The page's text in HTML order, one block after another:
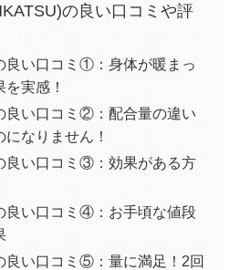
の良い口コミや評
良い口コミ①：身体が暖まっ
実感！
良い口コミ②：配合量の違い
になりません！
良い口コミ③：効果がある方
良い口コミ④：お手頃な値段
良い口コミ⑤：量に満足！2回